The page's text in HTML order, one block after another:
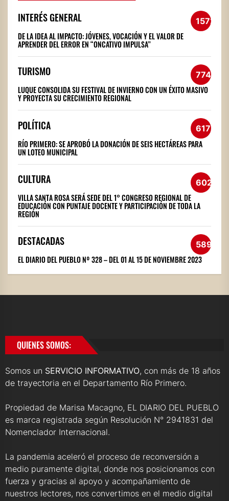
INTERÉS GENERAL 1572
DE LA IDEA AL IMPACTO: JÓVENES, VOCACIÓN Y EL VALOR DE
APRENDER DEL ERROR EN “ONCATIVO IMPULSA”
TURISMO 774
LUQUE CONSOLIDA SU FESTIVAL DE INVIERNO CON UN ÉXITO MASIVO
Y PROYECTA SU CRECIMIENTO REGIONAL
POLÍTICA 617
RÍO PRIMERO: SE APROBÓ LA DONACIÓN DE SEIS HECTÁREAS PARA
UN LOTEO MUNICIPAL
CULTURA 602
VILLA SANTA ROSA SERÁ SEDE DEL 1° CONGRESO REGIONAL DE
EDUCACIÓN CON PUNTAJE DOCENTE Y PARTICIPACIÓN DE TODA LA
REGIÓN
DESTACADAS 589
EL DIARIO DEL PUEBLO Nº 328 – DEL 01 AL 15 DE NOVIEMBRE 2023
QUIENES SOMOS:
Somos un SERVICIO INFORMATIVO, con más de 18 años
de trayectoria en el Departamento Río Primero.
Propiedad de Marisa Macagno, EL DIARIO DEL PUEBLO
es marca registrada según Resolución N° 2941831 del
Nomenclador Internacional.
La pandemia aceleró el proceso de reconversión a
medio puramente digital, donde nos posicionamos con
fuerza y gracias al apoyo y acompañamiento de
nuestros lectores, nos convertimos en el medio digital